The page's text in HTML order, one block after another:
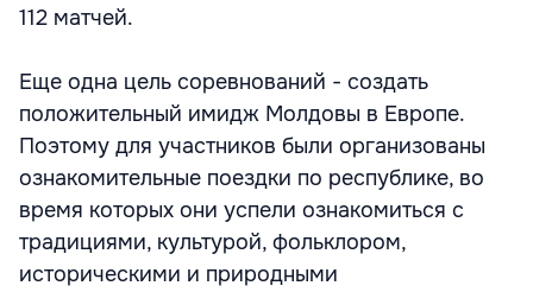
112 матчей.
Еще одна цель соревнований - создать
положительный имидж Молдовы в Европе.
Поэтому для участников были организованы
ознакомительные поездки по республике, во
время которых они успели ознакомиться с
традициями, культурой, фольклором,
историческими и природными